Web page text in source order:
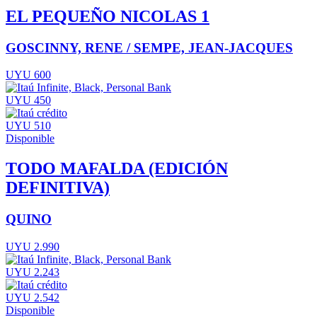
EL PEQUEÑO NICOLAS 1
GOSCINNY, RENE / SEMPE, JEAN-JACQUES
UYU 600
UYU 450
UYU 510
Disponible
TODO MAFALDA (EDICIÓN
DEFINITIVA)
QUINO
UYU 2.990
UYU 2.243
UYU 2.542
Disponible